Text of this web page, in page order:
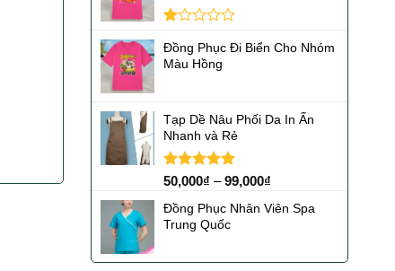
xếp
hạng
Đồng Phục Đi Biển Cho Nhóm
Màu Hồng
Tạp Dề Nâu Phối Da In Ấn
Nhanh và Rẻ
Được xếp
5 sao
50,000₫ –99,000₫
Đồng Phục Nhân Viên Spa
Trung Quốc